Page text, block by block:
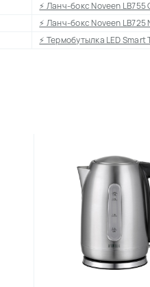
⚡ Ланч-бокс Noveen LB755
⚡ Ланч-бокс Noveen LB725
⚡ Термобутылка LED